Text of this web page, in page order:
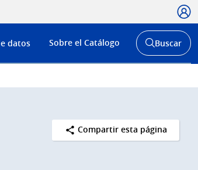
Menú
de
datos Sobre el Catálogo
Abrir
buscador
Buscar
Compartir esta página